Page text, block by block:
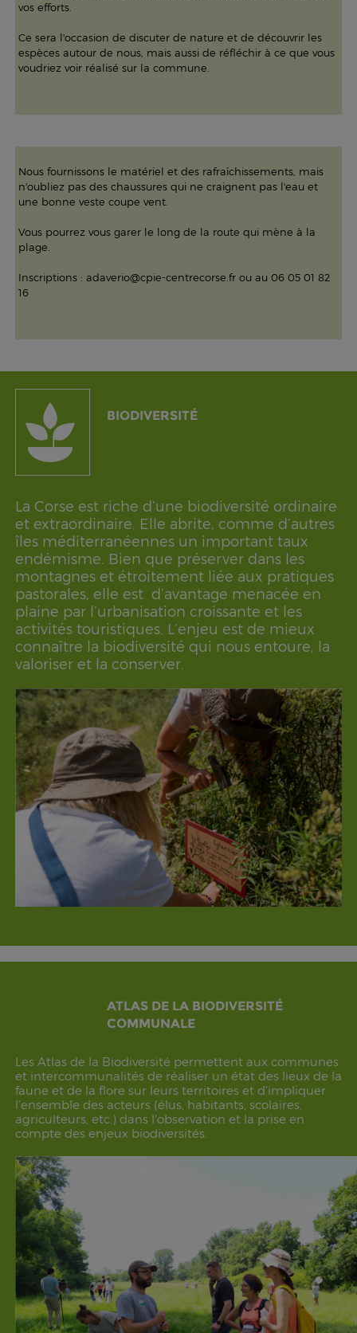
vos efforts.
Ce sera l'occasion de discuter de nature et de découvrir les
espèces autour de nous, mais aussi de réfléchir à ce que vous
voudriez voir réalisé sur la commune.
Nous fournissons le matériel et des rafraîchissements, mais
n'oubliez pas des chaussures qui ne craignent pas l'eau et
une bonne veste coupe vent.
Vous pourrez vous garer le long de la route qui mène à la
plage.
Inscriptions : adaverio@cpie-centrecorse.fr ou au 06 05 01 82
16
BIODIVERSITÉ
La Corse est riche d’une biodiversité ordinaire
et extraordinaire. Elle abrite, comme d’autres
îles méditerranéennes un important taux
endémisme. Bien que préserver dans les
montagnes et étroitement liée aux pratiques
pastorales, elle est d’avantage menacée en
plaine par l’urbanisation croissante et les
activités touristiques. L’enjeu est de mieux
connaître la biodiversité qui nous entoure, la
valoriser et la conserver.
ATLAS DE LA BIODIVERSITÉ
COMMUNALE
Les Atlas de la Biodiversité permettent aux communes
et intercommunalités de réaliser un état des lieux de la
faune et de la flore sur leurs territoires et d’impliquer
l’ensemble des acteurs (élus, habitants, scolaires,
agriculteurs, etc.) dans l’observation et la prise en
compte des enjeux biodiversités.